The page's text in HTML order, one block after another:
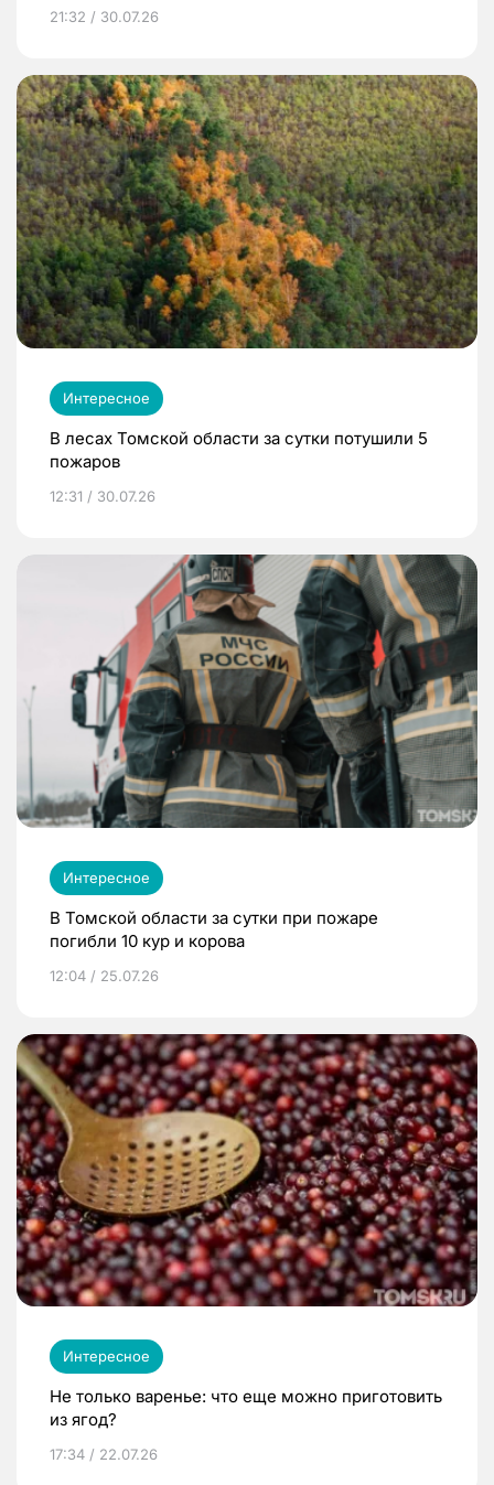
21:32 / 30.07.26
Интересное
В лесах Томской области за сутки потушили 5
пожаров
12:31 / 30.07.26
Интересное
В Томской области за сутки при пожаре
погибли 10 кур и корова
12:04 / 25.07.26
Интересное
Не только варенье: что еще можно приготовить
из ягод?
17:34 / 22.07.26